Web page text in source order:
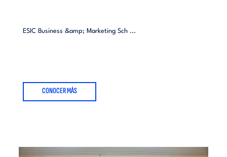
ESIC Business &amp; Marketing Sch ...
CONOCER MÁS